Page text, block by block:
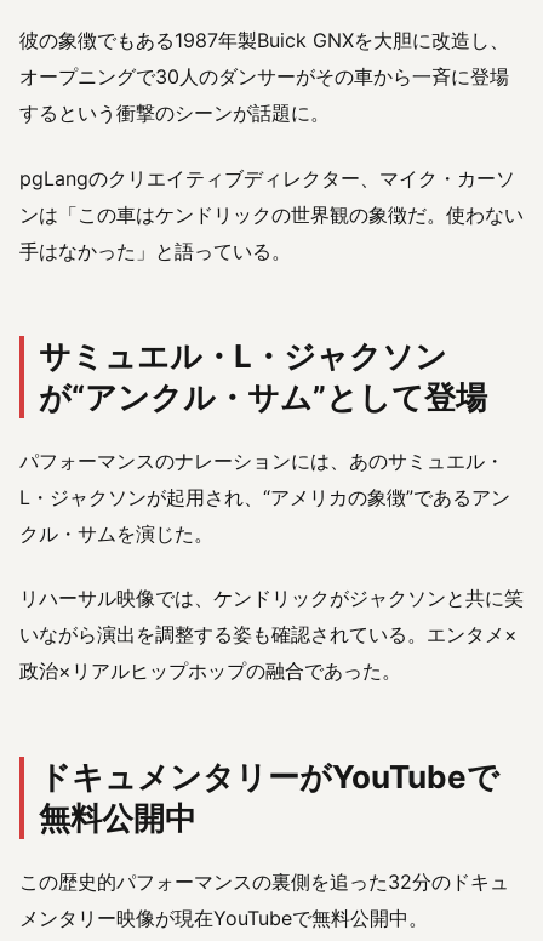
彼の象徴でもある1987年製Buick GNXを大胆に改造し、
オープニングで30人のダンサーがその車から一斉に登場
するという衝撃のシーンが話題に。
pgLangのクリエイティブディレクター、マイク・カーソ
ンは「この車はケンドリックの世界観の象徴だ。使わない
手はなかった」と語っている。
サミュエル・L・ジャクソン
が“アンクル・サム”として登場
パフォーマンスのナレーションには、あのサミュエル・
L・ジャクソンが起用され、“アメリカの象徴”であるアン
クル・サムを演じた。
リハーサル映像では、ケンドリックがジャクソンと共に笑
いながら演出を調整する姿も確認されている。エンタメ×
政治×リアルヒップホップの融合であった。
ドキュメンタリーがYouTubeで
無料公開中
この歴史的パフォーマンスの裏側を追った32分のドキュ
メンタリー映像が現在YouTubeで無料公開中。